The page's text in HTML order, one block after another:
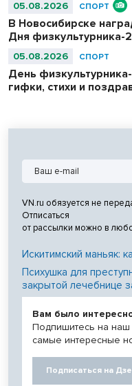
05.08.2026 СПОРТ
В Новосибирске
Дня физкультурника-
05.08.2026 СПОРТ
День
гифки, стихи и
VN.ru обязуется не
Отписаться
от рассылки можно в
Искитимский маньяк:
Психушка для
закрытой лечебнице
Вам было
Подпишитесь на наш
самые интересные
Подписаться на